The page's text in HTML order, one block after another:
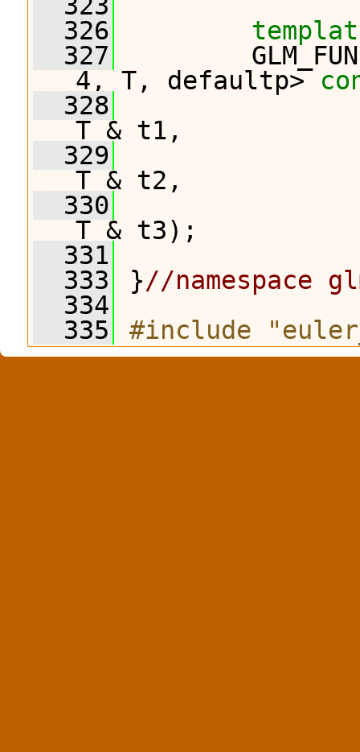
  326
  327
4, T, defaultp>
  328
T & t1,
  329
T & t2,
  330
T & t3);
  331
  333
}//namespace
  334
  335
#include